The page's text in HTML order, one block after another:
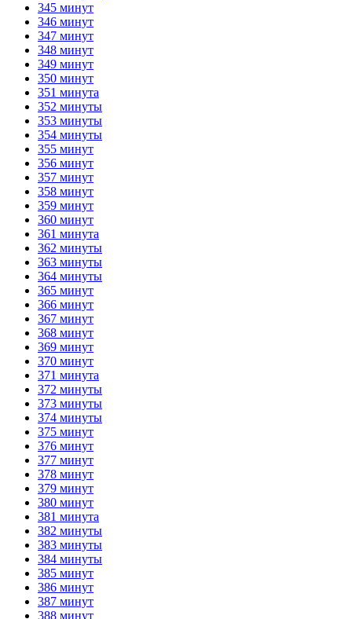
345 минут
346 минут
347 минут
348 минут
349 минут
350 минут
351 минута
352 минуты
353 минуты
354 минуты
355 минут
356 минут
357 минут
358 минут
359 минут
360 минут
361 минута
362 минуты
363 минуты
364 минуты
365 минут
366 минут
367 минут
368 минут
369 минут
370 минут
371 минута
372 минуты
373 минуты
374 минуты
375 минут
376 минут
377 минут
378 минут
379 минут
380 минут
381 минута
382 минуты
383 минуты
384 минуты
385 минут
386 минут
387 минут
388 минут